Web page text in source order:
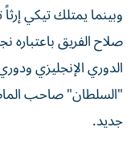
وبينما يمتلك تيكي
صلاح الفريق
الدوري الإنجليزي
"السلطان" صاحب
جديد.